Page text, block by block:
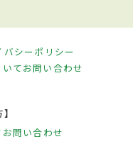
バシーポリシー
てお問い合わせ
お問い合わせ